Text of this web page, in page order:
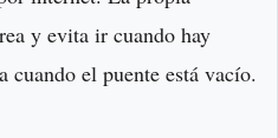
y evita ir cuando hay
cuando el puente está vacío.